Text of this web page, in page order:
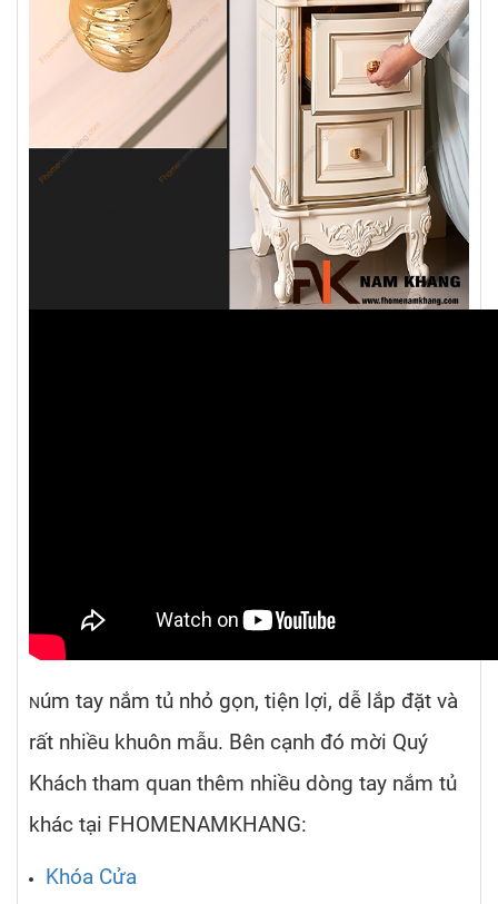
Núm tay nắm tủ nhỏ gọn, tiện lợi, dễ lắp đặt và
rất nhiều khuôn mẫu. Bên cạnh đó mời Quý
Khách tham quan thêm nhiều dòng tay nắm tủ
khác tại FHOMENAMKHANG:
Khóa Cửa